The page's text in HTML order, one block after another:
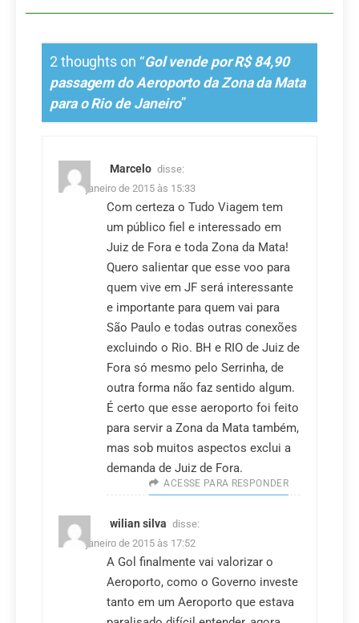
2 thoughts on “Gol vende por R$ 84,90
passagem do Aeroporto da Zona da Mata
para o Rio de Janeiro”
Marcelo disse:
21 de janeiro de 2015 às 15:33
Com certeza o Tudo Viagem tem
um público fiel e interessado em
Juiz de Fora e toda Zona da Mata!
Quero salientar que esse voo para
quem vive em JF será interessante
e importante para quem vai para
São Paulo e todas outras conexões
excluindo o Rio. BH e RIO de Juiz de
Fora só mesmo pelo Serrinha, de
outra forma não faz sentido algum.
É certo que esse aeroporto foi feito
para servir a Zona da Mata também,
mas sob muitos aspectos exclui a
demanda de Juiz de Fora.
ACESSE PARA RESPONDER
wilian silva disse:
21 de janeiro de 2015 às 17:52
A Gol finalmente vai valorizar o
Aeroporto, como o Governo investe
tanto em um Aeroporto que estava